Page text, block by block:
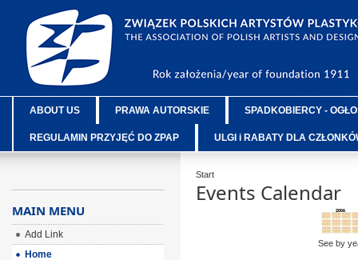
ABOUT US PRAWA AUTORSKIE SPADKOBIERCY -
REGULAMIN PRZYJĘĆ DO ZPAP ULGI i RABATY DLA
Start
Events Calendar
See by
MAIN MENU
Add Link
Home